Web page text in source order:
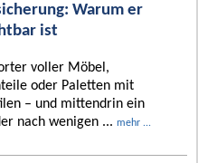
Warum er
ist
voller Möbel,
oder Paletten mit
– und mittendrin ein
nach wenigen ... mehr ...